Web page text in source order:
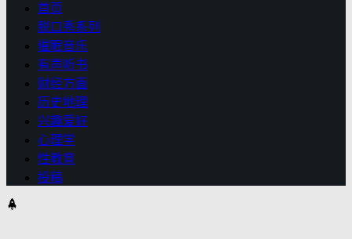
首页
脱口秀系列
催眠音乐
有声听书
财经方面
历史地理
兴趣爱好
心理学
性教育
投稿